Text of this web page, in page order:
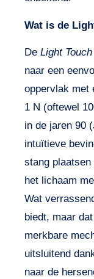
Wat is de
De Light Touch
naar een
oppervlak met
1 N (oftewel
in de jaren 90
intuïtieve
stang
het lichaam
Wat
biedt, maar
merkbare
uitsluitend
naar de